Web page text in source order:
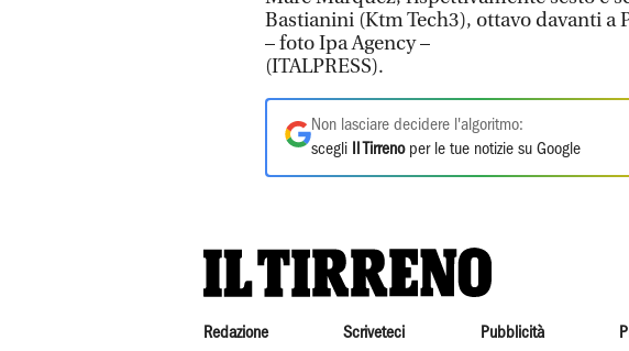
Bastianini (Ktm Tech3), ottavo davanti a
– foto Ipa Agency –
(ITALPRESS).
Non lasciare decidere l'algoritmo:
scegli
Il Tirrenoper le tue notizie su Google
Redazione Scriveteci Pubblicità